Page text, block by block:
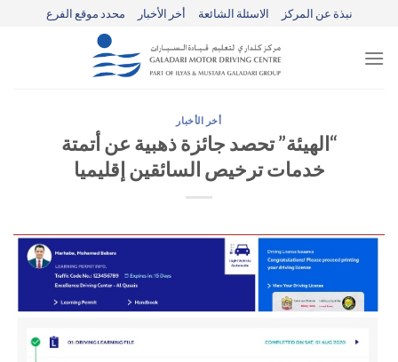
content
نبذة عن المركز الاسئلة الشائعة أخر الأخبار محدد موقع الفرع
أخر الأخبار
“الهيئة” تحصد جائزة ذهبية عن أتمتة
خدمات ترخيص السائقين إقليميا